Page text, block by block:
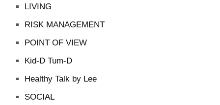
LIVING
RISK MANAGEMENT
POINT OF VIEW
Kid-D Tum-D
Healthy Talk by Lee
SOCIAL